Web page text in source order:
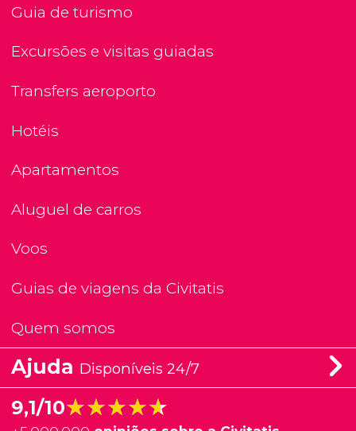
Guia de turismo
Excursões e visitas guiadas
Transfers aeroporto
Hotéis
Apartamentos
Aluguel de carros
Voos
Guias de viagens da Civitatis
Quem somos
Ajuda Disponíveis 24/7
9,1/10★★★★★
★★★★★